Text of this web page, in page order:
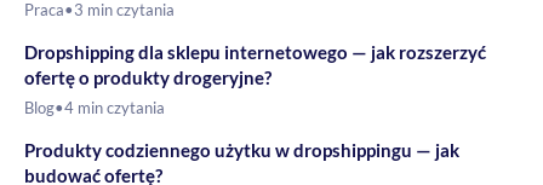
Praca•3 min czytania
Dropshipping dla sklepu internetowego — jak rozszerzyć
ofertę o produkty drogeryjne?
Blog•4 min czytania
Produkty codziennego użytku w dropshippingu — jak
budować ofertę?